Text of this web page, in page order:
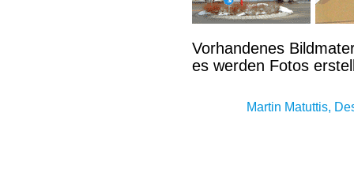
Vorhandenes
es werden Fotos
Martin Matuttis,